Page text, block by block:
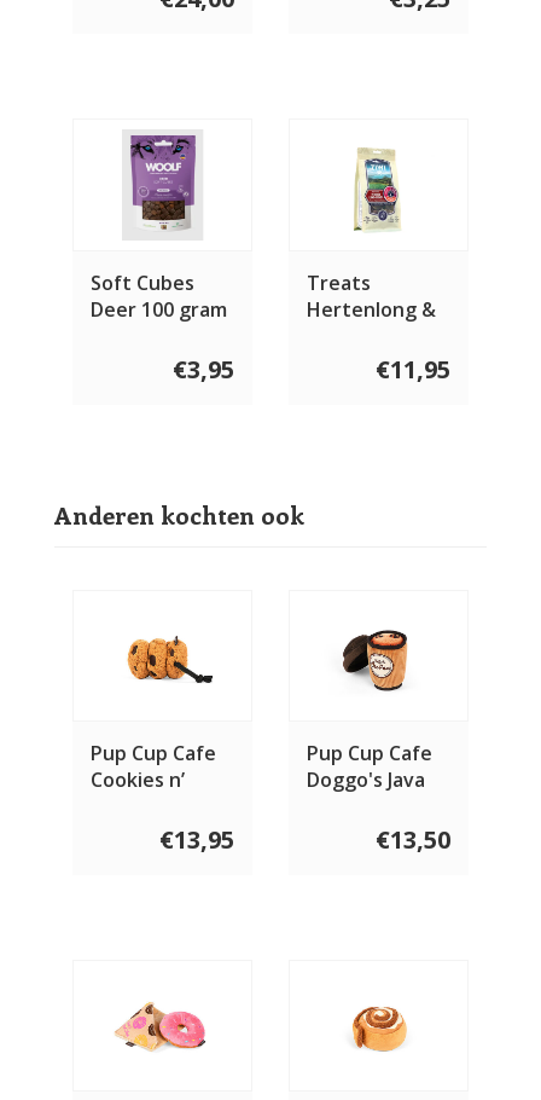
Soft Cubes
Deer 100 gram
€3,95
Treats
Hertenlong &
€11,95
Anderen kochten ook
Pup Cup Cafe
Cookies n’
€13,95
Pup Cup Cafe
Doggo's Java
€13,50